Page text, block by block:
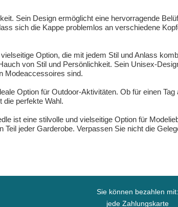
Sein Design ermöglicht eine hervorragende
sich die Kappe problemlos an verschiedene
Option, die mit jedem Stil und Anlass
von Stil und Persönlichkeit. Sein Unisex-
Modeaccessoires sind.
Option für Outdoor-Aktivitäten. Ob für einen Tag
die perfekte Wahl.
ist eine stilvolle und vielseitige Option für
jeder Garderobe. Verpassen Sie nicht die
Sie können bezahlen mit:
jede Zahlungskarte